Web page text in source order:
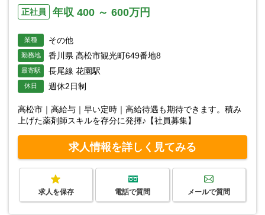
正社員 年収 400 ～ 600万円
業種 その他
勤務地 香川県 高松市観光町649番地8
最寄駅 長尾線 花園駅
休日 週休2日制
高松市｜高給与｜早い定時｜高給待遇も期待できます。積み
上げた薬剤師スキルを存分に発揮♪【社員募集】
求人情報を詳しく見てみる
求人を保存 電話で質問 メールで質問